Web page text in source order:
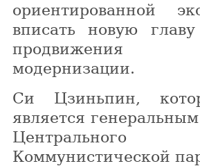
ориентированной
вписать новую
продвижения
модернизации.
Си Цзиньпин,
является
Центрального
Коммунистической